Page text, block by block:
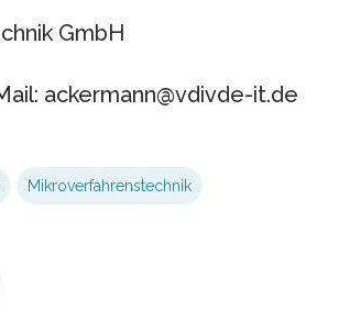
GmbH
ackermann@vdivde-it.de
Mikroverfahrenstechnik